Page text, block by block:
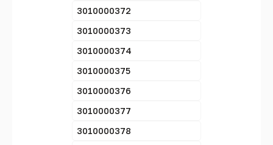
3010000372
3010000373
3010000374
3010000375
3010000376
3010000377
3010000378